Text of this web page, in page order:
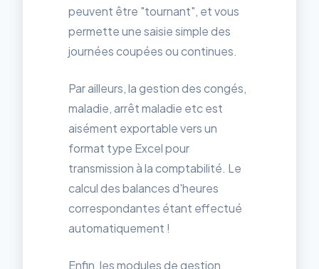
peuvent être "tournant", et vous
permette une saisie simple des
journées coupées ou continues.
Par ailleurs, la gestion des congés,
maladie, arrêt maladie etc est
aisément exportable vers un
format type Excel pour
transmission à la comptabilité. Le
calcul des balances d'heures
correspondantes étant effectué
automatiquement !
Enfin, les modules de gestion